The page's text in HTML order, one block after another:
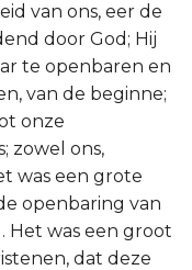
van ons, eer de
door God; Hij
te openbaren en
van de beginne;
onze
zowel ons,
was een grote
openbaring van
Het was een groot
dat deze